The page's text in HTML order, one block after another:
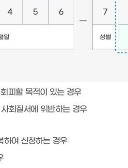
피할 목적이 있는 경우
회질서에 위반하는 경우
하여 신청하는 경우